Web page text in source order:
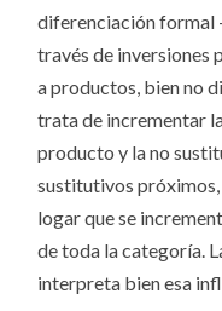
diferenciación formal
través de inversiones
a productos, bien no
trata de incrementar
producto y la no
sustitutivos próximos,
logar que se
de toda la categoría.
interpreta bien esa